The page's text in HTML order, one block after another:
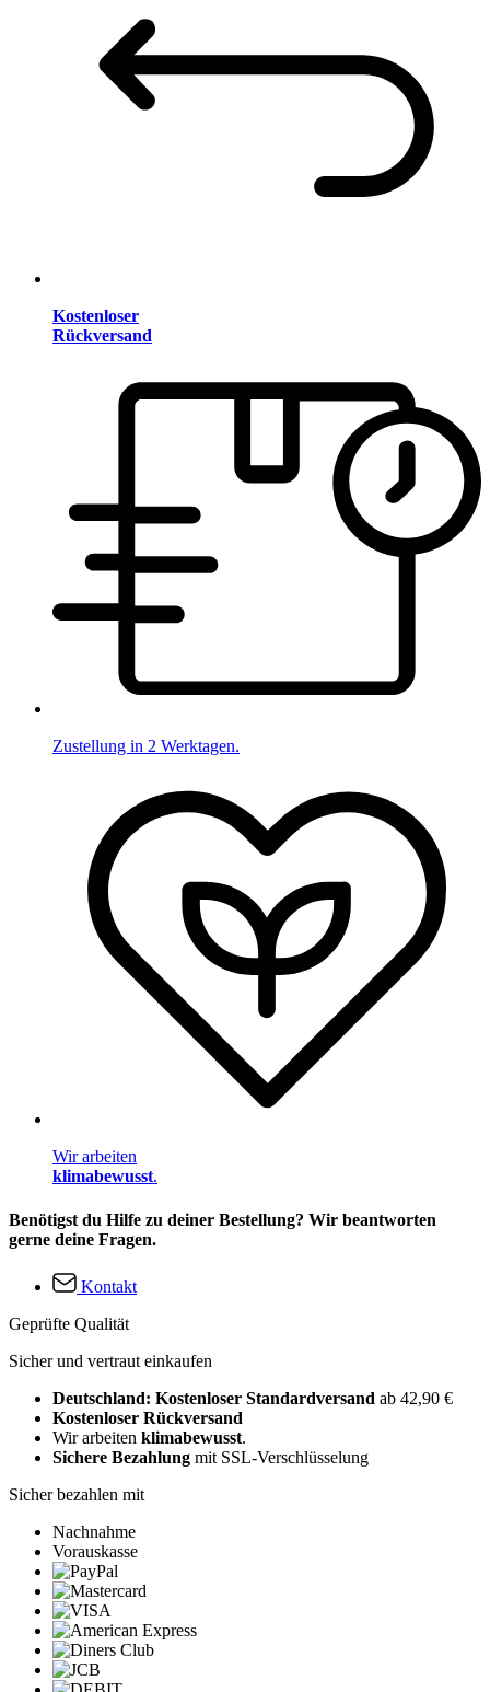
Kostenloser
Rückversand
Zustellung in 2 Werktagen.
Wir arbeiten
klimabewusst.
Benötigst du Hilfe zu deiner Bestellung? Wir beantworten
gerne deine Fragen.
Kontakt
Geprüfte Qualität
Sicher und vertraut einkaufen
Deutschland: Kostenloser Standardversand ab 42,90 €
Kostenloser Rückversand
Wir arbeiten klimabewusst.
Sichere Bezahlung mit SSL-Verschlüsselung
Sicher bezahlen mit
Nachnahme
Vorauskasse